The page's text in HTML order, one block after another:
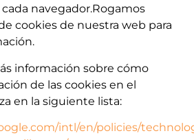
navegador.Rogamos
cookies de nuestra web para
información sobre cómo
de las cookies en el
en la siguiente lista:
intl/en/policies/